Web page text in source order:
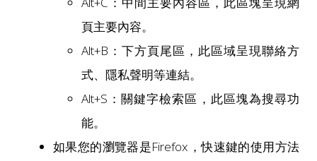
頁主要內容。
Alt+B：下方頁尾區，此區域呈現聯絡方
式、隱私聲明等連結。
Alt+S：關鍵字檢索區，此區塊為搜尋功
能。
如果您的瀏覽器是Firefox，快速鍵的使用方法